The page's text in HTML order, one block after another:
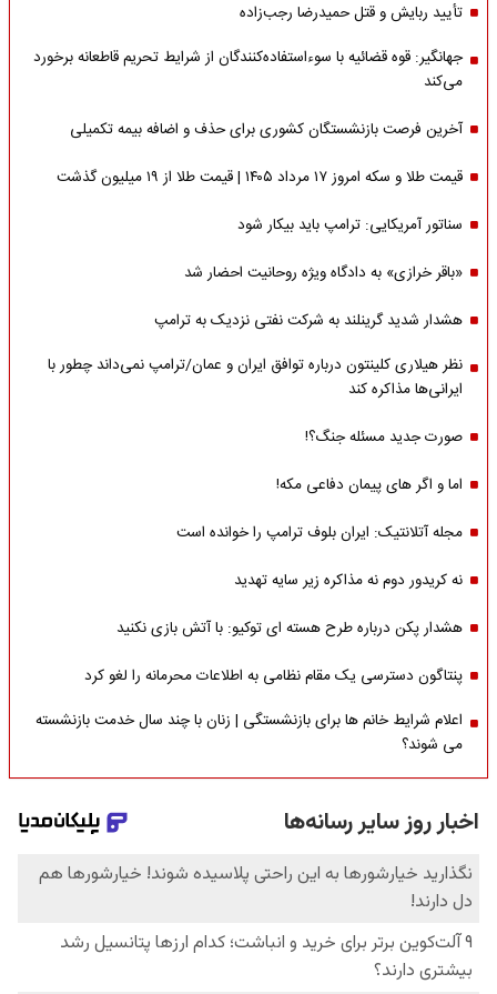
تأیید ربایش و قتل حمیدرضا رجب‌زاده
جهانگیر: قوه قضائیه با سوءاستفاده‌کنندگان از شرایط تحریم قاطعانه برخورد
می‌کند
آخرین فرصت بازنشستگان کشوری برای حذف و اضافه بیمه تکمیلی
قیمت طلا و سکه امروز ۱۷ مرداد ۱۴۰۵ | قیمت طلا از ۱۹ میلیون گذشت
سناتور آمریکایی: ترامپ باید بیکار شود
«باقر خرازی» به دادگاه ویژه روحانیت احضار شد
هشدار شدید گرینلند به شرکت نفتی نزدیک به ترامپ
نظر هیلاری کلینتون درباره توافق ایران و عمان/ترامپ نمی‌داند چطور با
ایرانی‌ها مذاکره کند
صورت جدید مسئله جنگ؟!
اما و اگر های پیمان دفاعی مکه!
مجله آتلانتیک: ایران بلوف ترامپ را خوانده است
نه کریدور دوم نه مذاکره زیر سایه تهدید
هشدار پکن درباره طرح هسته ای توکیو: با آتش بازی نکنید
پنتاگون دسترسی یک مقام نظامی به اطلاعات محرمانه را لغو کرد
اعلام شرایط خانم ها برای بازنشستگی | زنان با چند سال خدمت بازنشسته
می شوند؟